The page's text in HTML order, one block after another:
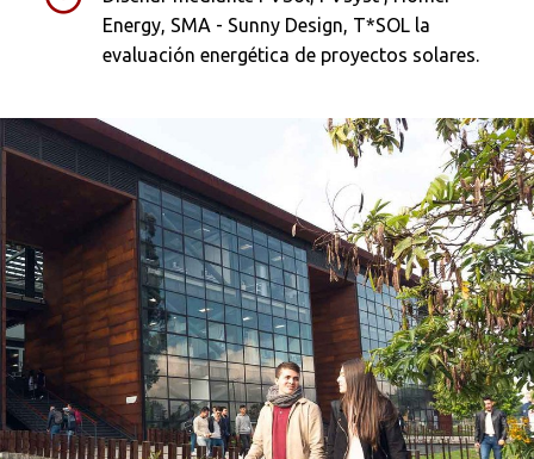
Energy, SMA - Sunny Design, T*SOL la
evaluación energética de proyectos solares.